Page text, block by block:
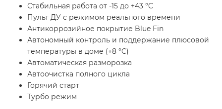
Стабильная работа от -15 до +43 °C
Пульт ДУ с режимом реального времени
Антикоррозийное покрытие Blue Fin
Автономный контроль и поддержание плюсовой
температуры в доме (+8 °C)
Автоматическая разморозка
Автоочистка полного цикла
Горячий старт
Турбо режим